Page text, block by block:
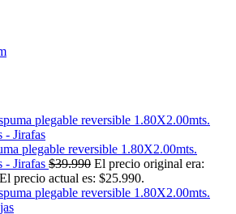
plegable reversible 1.80X2.00mts.
- Jirafas $39.990 El precio original era:
El precio actual es: $25.990.